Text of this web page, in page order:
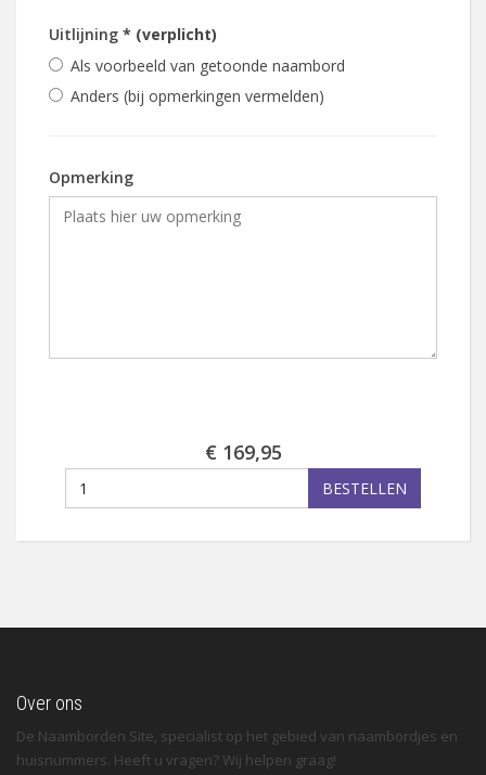
Uitlijning * (verplicht)
Als voorbeeld van getoonde naambord
Anders (bij opmerkingen vermelden)
Opmerking
€ 169,95
BESTELLEN
Over ons
De Naamborden Site, specialist op het gebied van naambordjes en
huisnummers. Heeft u vragen? Wij helpen graag!